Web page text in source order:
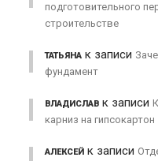
подготовительного
строительстве
ТАТЬЯНА к записи
фундамент
ВЛАДИСЛАВ к записи
карниз на гипсокартон
АЛЕКСЕЙ к записи